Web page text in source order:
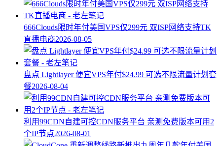
666Clouds限时年付美国VPS仅299元 双ISP网络支持TK
直播电商2026-08-05
盘点 Lightlayer 便宜VPS年付$24.99 可选不限流量计划套
餐2026-08-04
利用99CDN自建可控CDN服务平台 亲测免费版本可用2
个IP节点2026-08-01